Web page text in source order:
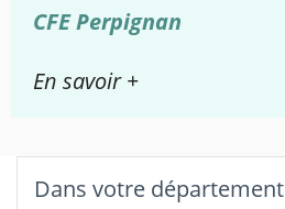
CFE Perpignan
En savoir +
Dans votre département